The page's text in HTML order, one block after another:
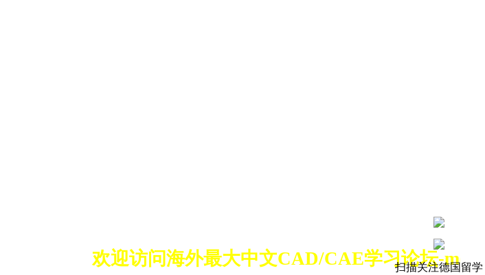
欢迎访问海外最大中文CAD/CAE学习论坛-扫描关注德国留学